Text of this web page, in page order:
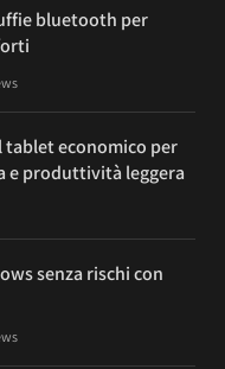
bluetooth per
tablet economico per
e produttività leggera
senza rischi con